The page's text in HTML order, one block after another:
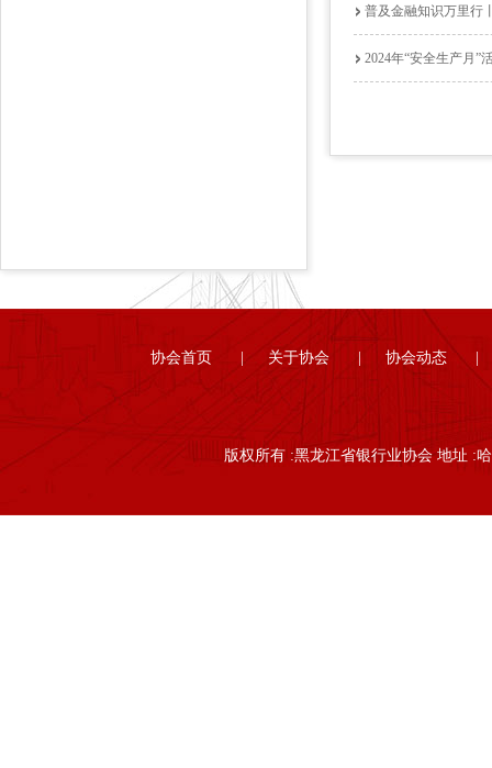
普及金融知识万里行
2024年“安全生产月
协会首页 关于协会 协会动态
版权所有 :黑龙江省银行业协会 地址 :